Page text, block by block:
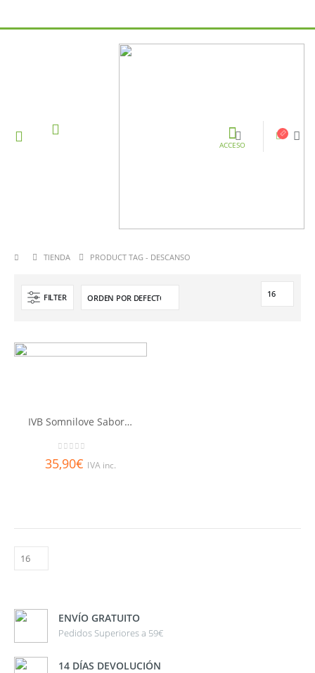
ACCESO
TIENDA PRODUCT TAG - DESCANSO
FILTER
IVB Somnilove Sabor Limón 210gr
0 out of 5
35,90€ IVA inc.
ENVÍO GRATUITO
Pedidos Superiores a 59€
14 DÍAS DEVOLUCIÓN